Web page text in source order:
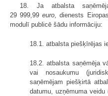
18. Ja atbalsta
29 999,99euro , dienests
modulī publicē šādu informāciju:
18.1. atbalsta piešķīrējas
18.2. atbalsta saņēmēja
vai nosaukumu
saņēmējam piešķirtā
datumu, uzņēmuma